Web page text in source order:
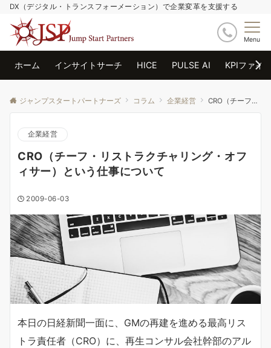
DX（デジタル・トランスフォーメーション）で企業変革を支援する
Menu
ホーム インサイトサーチ HICE PULSE AI KPIファイ
ジャンプスタートパートナーズ コラム 企業経営 CRO（チーフ・リストラクチャリング・オフィサー）という仕事について
企業経営
CRO（チーフ・リストラクチャリング・オフ
ィサー）という仕事について
2009-06-03
本日の日経新聞一面に、GMの再建を進める最高リス
トラ責任者（CRO）に、再生コンサル会社幹部のアル